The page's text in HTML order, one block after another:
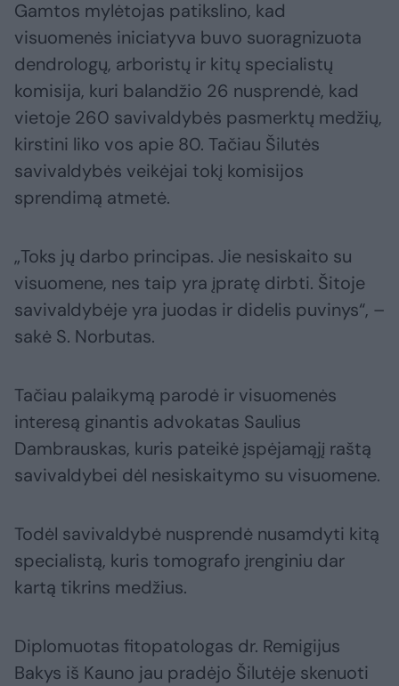
Gamtos mylėtojas patikslino, kad
visuomenės iniciatyva buvo suoragnizuota
dendrologų, arboristų ir kitų specialistų
komisija, kuri balandžio 26 nusprendė, kad
vietoje 260 savivaldybės pasmerktų medžių,
kirstini liko vos apie 80. Tačiau Šilutės
savivaldybės veikėjai tokį komisijos
sprendimą atmetė.
„Toks jų darbo principas. Jie nesiskaito su
visuomene, nes taip yra įpratę dirbti. Šitoje
savivaldybėje yra juodas ir didelis puvinys“, –
sakė S. Norbutas.
Tačiau palaikymą parodė ir visuomenės
interesą ginantis advokatas Saulius
Dambrauskas, kuris pateikė įspėjamąjį raštą
savivaldybei dėl nesiskaitymo su visuomene.
Todėl savivaldybė nusprendė nusamdyti kitą
specialistą, kuris tomografo įrenginiu dar
kartą tikrins medžius.
Diplomuotas fitopatologas dr. Remigijus
Bakys iš Kauno jau pradėjo Šilutėje skenuoti